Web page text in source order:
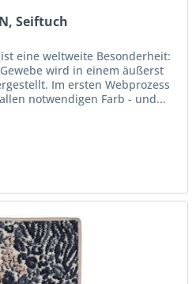
Seiftuch
ist eine weltweite Besonderheit:
wird in einem äußerst
Im ersten Webprozess
notwendigen Farb - und...